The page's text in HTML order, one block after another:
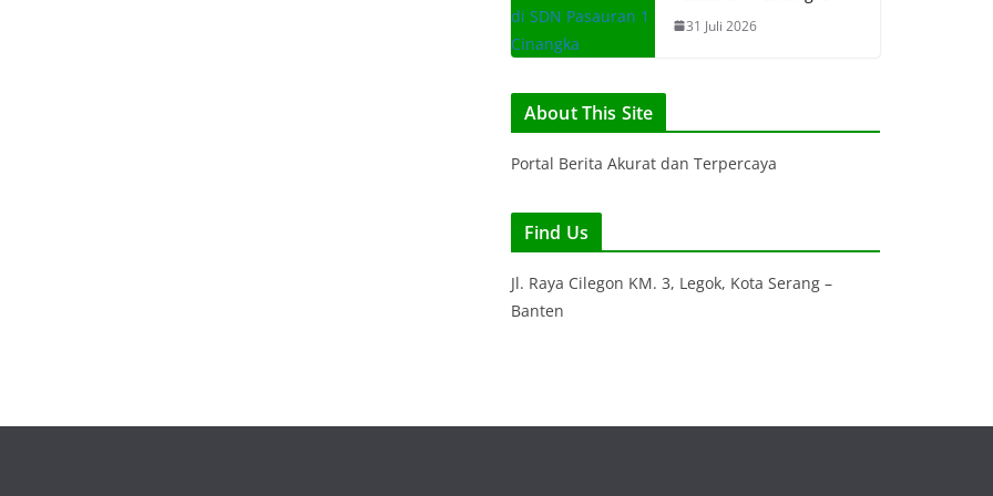
31 Juli 2026
About This Site
Portal Berita Akurat dan Terpercaya
Find Us
Jl. Raya Cilegon KM. 3, Legok, Kota Serang –
Banten